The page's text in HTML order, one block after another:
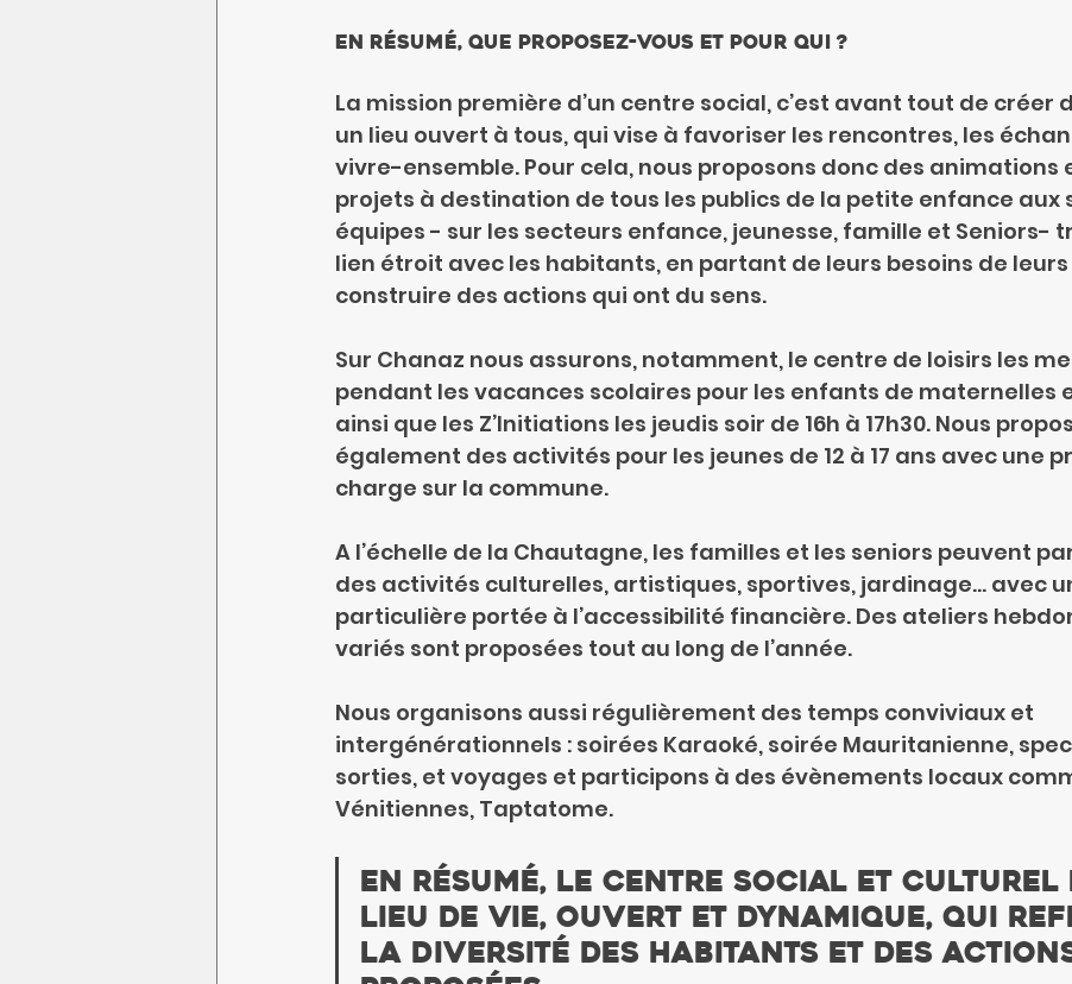
En résumé, que proposez-vous et pour qui ?
La mission première d’un centre social, c’est avant tout de créer
un lieu ouvert à tous, qui vise à favoriser les rencontres, les
vivre-ensemble. Pour cela, nous proposons donc des animations
projets à destination de tous les publics de la petite enfance aux
équipes - sur les secteurs enfance, jeunesse, famille et Seniors-
lien étroit avec les habitants, en partant de leurs besoins de
construire des actions qui ont du sens.
Sur Chanaz nous assurons, notamment, le centre de loisirs les
pendant les vacances scolaires pour les enfants de maternelles
ainsi que les Z’Initiations les jeudis soir de 16h à 17h30. Nous
également des activités pour les jeunes de 12 à 17 ans avec une
charge sur la commune.
A l’échelle de la Chautagne, les familles et les seniors peuvent
des activités culturelles, artistiques, sportives, jardinage… avec
particulière portée à l’accessibilité financière. Des ateliers
variés sont proposées tout au long de l’année.
Nous organisons aussi régulièrement des temps conviviaux et
intergénérationnels : soirées Karaoké, soirée Mauritanienne,
sorties, et voyages et participons à des évènements locaux
Vénitiennes, Taptatome.
En résumé, le centre social et culturel
lieu de vie, ouvert et dynamique, qui
la diversité des habitants et des